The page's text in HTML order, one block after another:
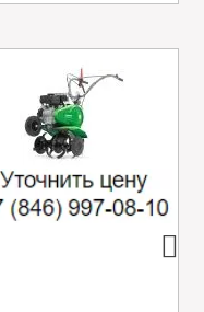
Культиватор Caiman
MOKKO 40 C2